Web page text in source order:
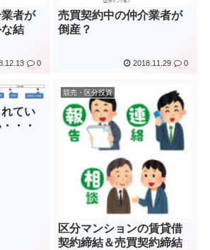
者が
結
0
売買契約中の仲介業者が
倒産？
2018.11.29 0
てい
・・
競売・区分投資
区分マンションの賃貸借
契約締結＆売買契約締結